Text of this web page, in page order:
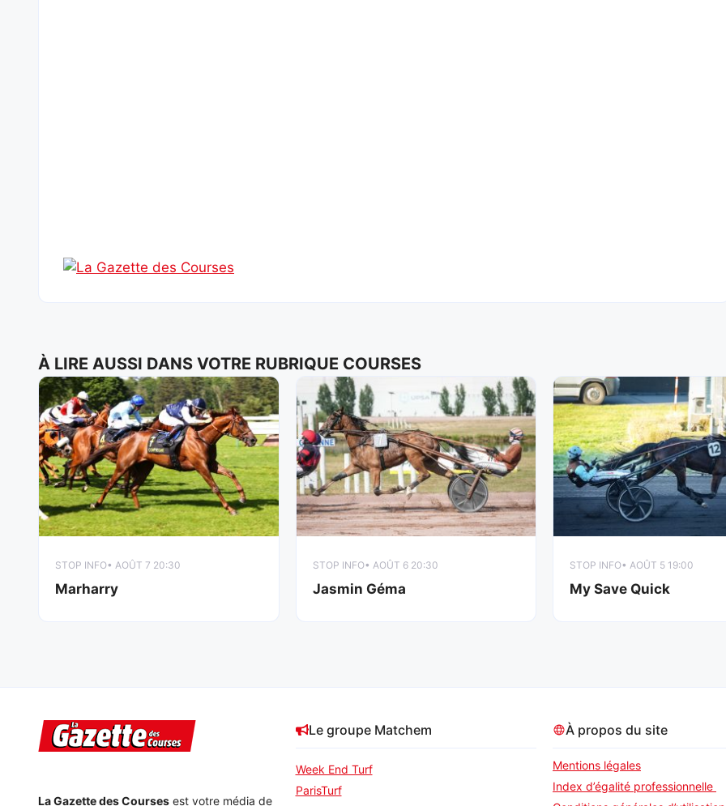
À LIRE AUSSI DANS VOTRE RUBRIQUE COURSES
STOP INFO• AOÛT 7 20:30
Marharry
STOP INFO• AOÛT 6 20:30
Jasmin Géma
STOP INFO• AOÛT 5 19:00
My Save Quick
La Gazette des Courses est votre média de
Le groupe Matchem
Week End Turf
ParisTurf
À propos du site
Mentions légales
Index d’égalité professionnelle